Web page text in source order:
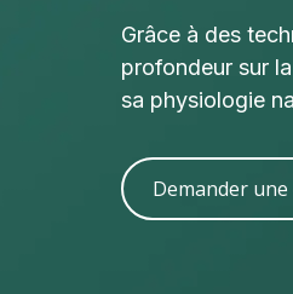
Grâce à des
profondeur sur
sa physiologie
Demander